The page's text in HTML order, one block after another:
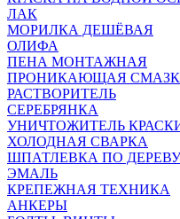
ЛАК
МОРИЛКА ДЕШЁВАЯ
ОЛИФА
ПЕНА МОНТАЖНАЯ
ПРОНИКАЮЩАЯ СМАЗКА
РАСТВОРИТЕЛЬ
СЕРЕБРЯНКА
УНИЧТОЖИТЕЛЬ
ХОЛОДНАЯ СВАРКА
ШПАТЛЕВКА ПО ДЕРЕВУ
ЭМАЛЬ
КРЕПЕЖНАЯ ТЕХНИКА
АНКЕРЫ